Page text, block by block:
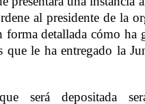
al presidente de la
forma detallada cómo ha
que le ha entregado la
será depositada